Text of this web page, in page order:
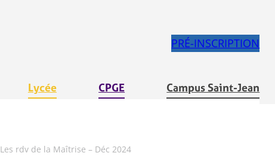
PRÉ-INSCRIPTION
Lycée CPGE Campus Saint-Jean
Les rdv de la Maîtrise – Déc 2024